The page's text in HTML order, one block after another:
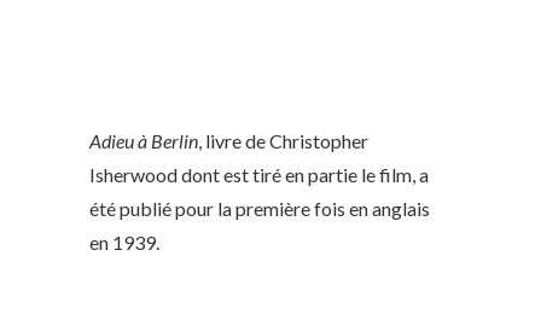
Adieu à Berlin, livre de Christopher
Isherwood dont est tiré en partie le film, a
été publié pour la première fois en anglais
en 1939.